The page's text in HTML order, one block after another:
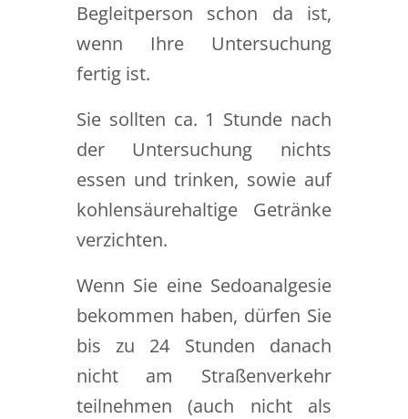
Begleitperson schon da ist,
wenn Ihre Untersuchung
fertig ist.
Sie sollten ca. 1 Stunde nach
der Untersuchung nichts
essen und trinken, sowie auf
kohlensäurehaltige Getränke
verzichten.
Wenn Sie eine Sedoanalgesie
bekommen haben, dürfen Sie
bis zu 24 Stunden danach
nicht am Straßenverkehr
teilnehmen (auch nicht als